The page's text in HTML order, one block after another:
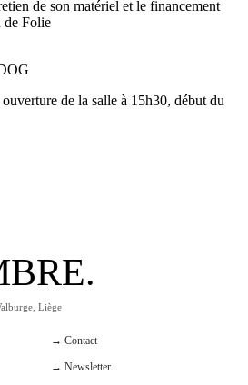
de son matériel et le financement
de Folie
de la salle à 15h30, début du
Liège
→ Contact
→ Newsletter